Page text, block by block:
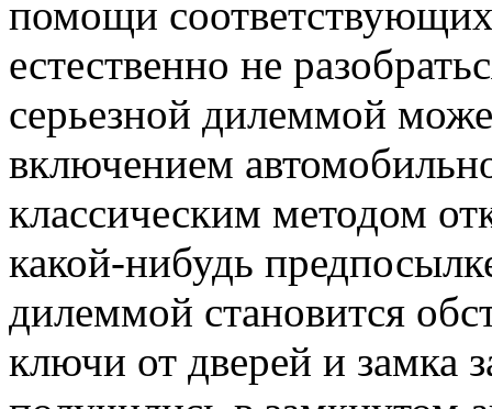
помощи
естественно не
серьезной дилеммой
включением
классическим методом
какой-нибудь
дилеммой становится
ключи от дверей и замка